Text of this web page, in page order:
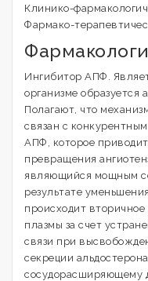
Клинико-
Фармако-
Ингибитор АПФ.
организме
Полагают, что
связан с
АПФ, которое
превращения
являющийся мощным
результате
происходит
плазмы за счет
связи при
секреции
сосудорасширяющему